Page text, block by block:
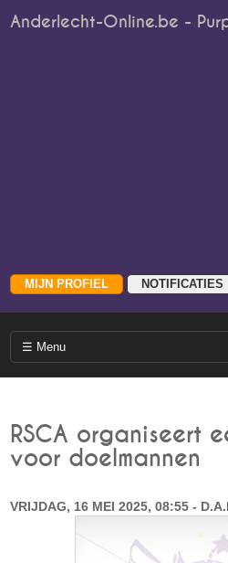
Anderlecht-Online.be -
RSCA organiseert
voor doelmannen
VRIJDAG, 16 MEI 2025, 08:55 -